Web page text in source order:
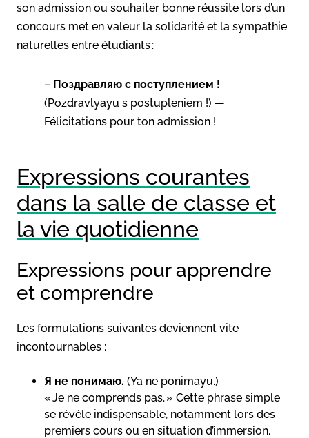
son admission ou souhaiter bonne réussite lors d’un
concours met en valeur la solidarité et la sympathie
naturelles entre étudiants :
– Поздравляю с поступлением !
(Pozdravlyayu s postupleniem !) —
Félicitations pour ton admission !
Expressions courantes
dans la salle de classe et
la vie quotidienne
Expressions pour apprendre
et comprendre
Les formulations suivantes deviennent vite
incontournables :
Я не понимаю. (Ya ne ponimayu.)
« Je ne comprends pas. » Cette phrase simple
se révèle indispensable, notamment lors des
premiers cours ou en situation d’immersion.